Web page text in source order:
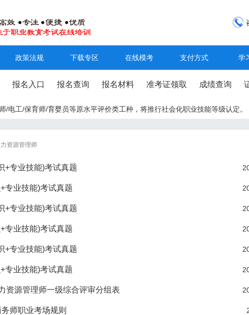
政策法规 下载专区 在线模考 支付方式 学
报名入口 报名查询 报名材料 准考证领取 成绩查询
/电工/保育师/育婴员等原水平评价类工种，将推行社会化职业技能等级认定。
力资源管理师
+专业技能)考试真题
专业技能)考试真题
+专业技能)考试真题
专业技能)考试真题
+专业技能)考试真题
专业技能)考试真题
资源管理师一级综合评审分组表
师职业考场规则